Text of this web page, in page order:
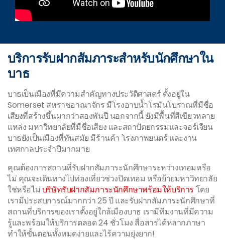
บริการรับฝากสัมภาระสำหรับนักศึกษาใน
บาธ
บาธเป็นเมืองที่มีความสำคัญทางประวัติศาสตร์ ตั้งอยู่ใน
Somerset สหราชอาณาจักร มีโรงอาบน้ำโรมันโบราณที่มีชื่อ
เสียงที่สร้างขึ้นมากว่าสองพันปี นอกจากนี้ ยังมีพื้นที่สีเขียวหลาย
แหล่ง มหาวิทยาลัยที่มีชื่อเสียง และสถาปัตยกรรมและจอร์เจียน
บาธยังเป็นเมืองที่ทันสมัย มีร้านค้า โรงภาพยนตร์ และงาน
เทศกาลประจำปีมากมาย
คุณต้องการสถานที่รับฝากสัมภาระนักศึกษาระหว่างเทอมหรือ
ไม่ คุณจะเดินทางไปท่องเที่ยวช่วงปิดเทอม หรือย้ายมหาวิทยาลัย
ใช่หรือไม่บริษัทรับฝากสัมภาระนักศึกษาพร้อมให้บริการ โดย
เรามีประสบการณ์มากกว่า 25 ปี และรับฝากสัมภาระนักศึกษาที่
สถานที่บริการของเราตั้งอยู่ใกล้เมืองบาธ เรามีทีมงานที่มีความ
รู้และพร้อมให้บริการตลอด 24 ชั่วโมง สื่อสารได้หลากภาษา
ทำให้ขั้นตอนทั้งหมดง่ายและไร้ความยุ่งยาก!